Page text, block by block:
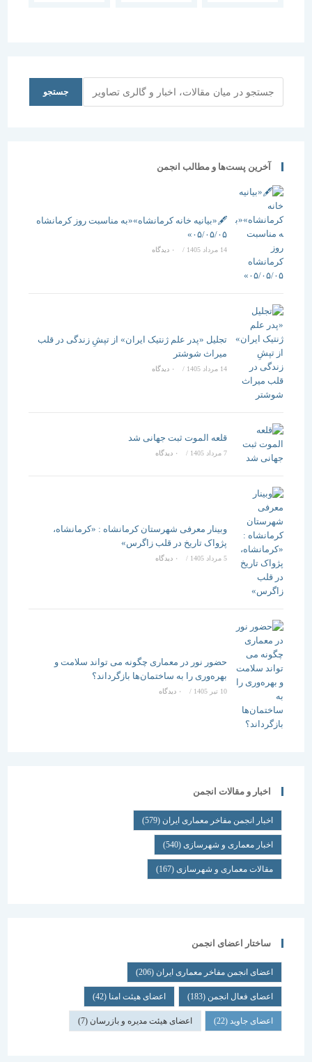
جستجو
آخرین پست‌ها و مطالب انجمن
🖋️«بیانیه خانه کرمانشاه»«به مناسبت روز کرمانشاه
۰۵/۰۵/۰۵»
/ ۰ دیدگاه
تجلیل «پدر علم ژنتیک ایران» از تپشِ زندگی در قلب
میراث شوشتر
14 مرداد 1405 / ۰ دیدگاه
قلعه الموت ثبت جهانی شد
/ ۰ دیدگاه
وبینار معرفی شهرستان کرمانشاه : «کرمانشاه،
پژواک تاریخ در قلب زاگرس»
5 مرداد 1405 / ۰ دیدگاه
حضور نور در معماری چگونه می تواند سلامت و
بهره‌وری را به ساختمان‌ها بازگرداند؟
/ ۰ دیدگاه
اخبار و مقالات انجمن
اخبار انجمن مفاخر معماری ایران (579)
اخبار معماری و شهرسازی(540)
مقالات معماری و شهرسازی(167)
ساختار اعضای انجمن
اعضای انجمن مفاخر معماری ایران (206)
اعضای فعال انجمن(183) اعضای هیئت امنا(42)
اعضای جاوید(22) اعضای هیئت مدیره و بازرسان(7)